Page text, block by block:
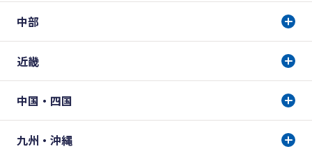
中部
近畿
中国・四国
九州・沖縄